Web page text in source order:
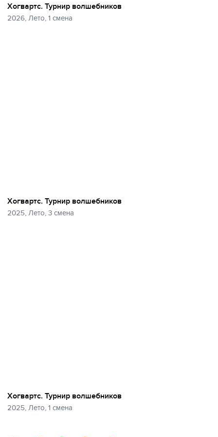
Хогвартс. Турнир волшебников
2026, Лето, 1 смена
Хогвартс. Турнир волшебников
2025, Лето, 3 смена
Хогвартс. Турнир волшебников
2025, Лето, 1 смена